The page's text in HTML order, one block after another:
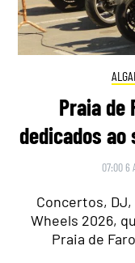
Praia de
dedicados
07:00 6
Concertos,
Wheels 2026,
Praia de